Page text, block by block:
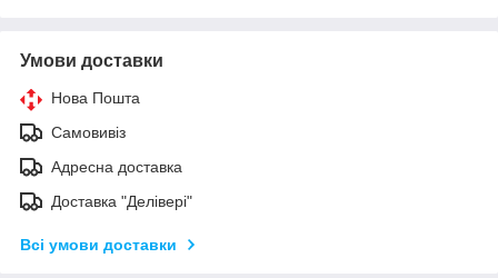
Умови доставки
Нова Пошта
Самовивіз
Адресна доставка
Доставка "Делівері"
Всі умови доставки